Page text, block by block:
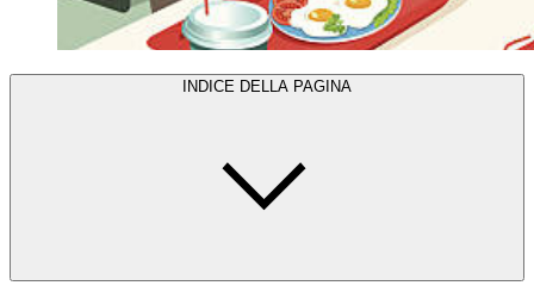
INDICE DELLA PAGINA